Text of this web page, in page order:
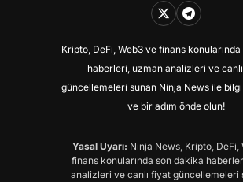
Kripto, DeFi, Web3 ve finans
haberleri, uzman analizleri ve
güncellemeleri sunan Ninja News ile
ve bir adım önde olun!
Yasal Uyarı: Ninja News, Kripto, DeFi,
finans konularında son dakika
analizleri ve canlı fiyat güncellemeleri